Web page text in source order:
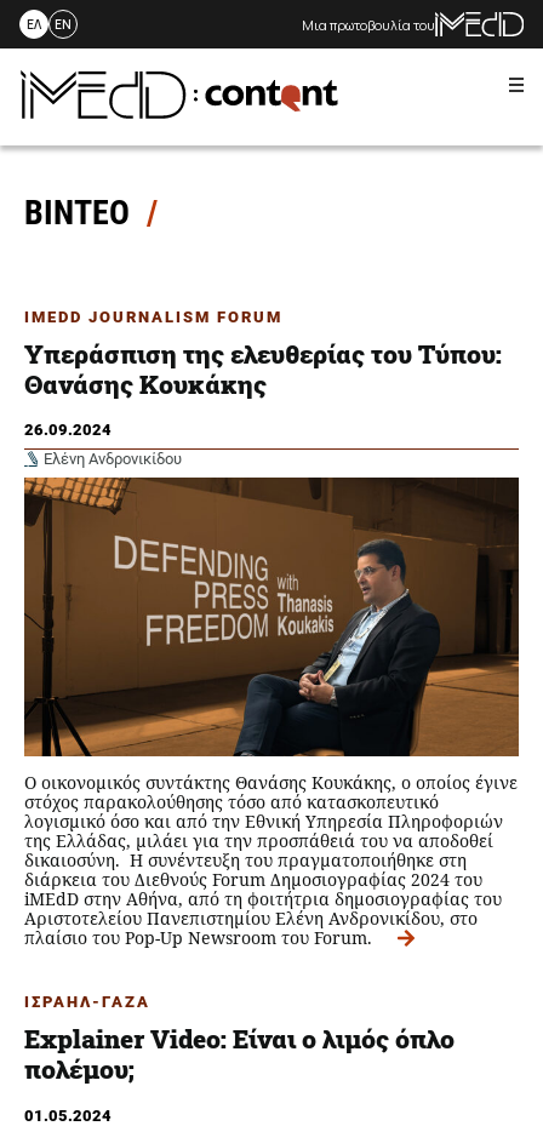
Skip
content
ΕΛ EN Μια πρωτοβουλία του
ΒΙΝΤΕΟ
IMEDD JOURNALISM FORUM
Υπεράσπιση της ελευθερίας του Τύπου:
Θανάσης Κουκάκης
26.09.2024
Ελένη Ανδρονικίδου
Ο οικονομικός συντάκτης Θανάσης Κουκάκης, ο οποίος έγινε
στόχος παρακολούθησης τόσο από κατασκοπευτικό
λογισμικό όσο και από την Εθνική Υπηρεσία Πληροφοριών
της Ελλάδας, μιλάει για την προσπάθειά του να αποδοθεί
δικαιοσύνη. Η συνέντευξη του πραγματοποιήθηκε στη
διάρκεια του Διεθνούς Forum Δημοσιογραφίας 2024 του
iMEdD στην Αθήνα, από τη φοιτήτρια δημοσιογραφίας του
Αριστοτελείου Πανεπιστημίου Ελένη Ανδρονικίδου, στο
πλαίσιο του Pop-Up Newsroom του Forum.
ΙΣΡΑΗΛ-ΓΑΖΑ
Explainer Video: Είναι ο λιμός όπλο
πολέμου;
01.05.2024